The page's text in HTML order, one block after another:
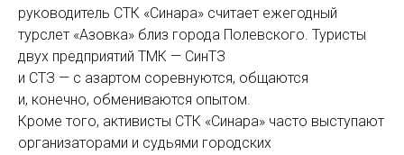
руководитель СТК «Синара» считает ежегодный
турслет «Азовка» близ города Полевского. Туристы
двух предприятий ТМК — СинТЗ
и СТЗ — с азартом соревнуются, общаются
и, конечно, обмениваются опытом.
Кроме того, активисты СТК «Синара» часто выступают
организаторами и судьями городских